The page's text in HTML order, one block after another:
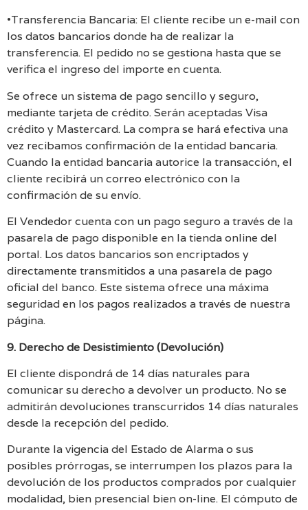
•Transferencia Bancaria: El cliente recibe un e-mail con
los datos bancarios donde ha de realizar la
transferencia. El pedido no se gestiona hasta que se
verifica el ingreso del importe en cuenta.
Se ofrece un sistema de pago sencillo y seguro,
mediante tarjeta de crédito. Serán aceptadas Visa
crédito y Mastercard. La compra se hará efectiva una
vez recibamos confirmación de la entidad bancaria.
Cuando la entidad bancaria autorice la transacción, el
cliente recibirá un correo electrónico con la
confirmación de su envío.
El Vendedor cuenta con un pago seguro a través de la
pasarela de pago disponible en la tienda online del
portal. Los datos bancarios son encriptados y
directamente transmitidos a una pasarela de pago
oficial del banco. Este sistema ofrece una máxima
seguridad en los pagos realizados a través de nuestra
página.
9. Derecho de Desistimiento (Devolución)
El cliente dispondrá de 14 días naturales para
comunicar su derecho a devolver un producto. No se
admitirán devoluciones transcurridos 14 días naturales
desde la recepción del pedido.
Durante la vigencia del Estado de Alarma o sus
posibles prórrogas, se interrumpen los plazos para la
devolución de los productos comprados por cualquier
modalidad, bien presencial bien on-line. El cómputo de